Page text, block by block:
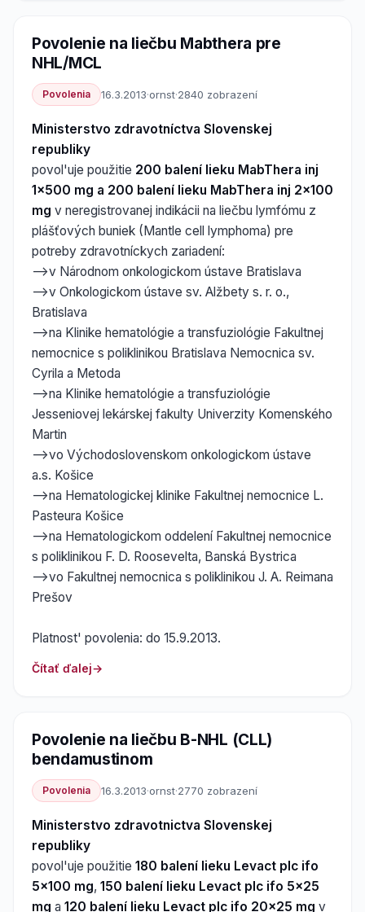
Povolenie na liečbu Mabthera pre
NHL/MCL
Povolenia 16.3.2013·ornst·2840 zobrazení
Ministerstvo zdravotníctva Slovenskej
republiky
povol'uje použitie 200 balení lieku MabThera inj
1x500 mg a 200 balení lieku MabThera inj 2x100
mg v neregistrovanej indikácii na liečbu lymfómu z
plášťových buniek (Mantle cell lymphoma) pre
potreby zdravotníckych zariadení:
-->v Národnom onkologickom ústave Bratislava
-->v Onkologickom ústave sv. Alžbety s. r. o.,
Bratislava
-->na Klinike hematológie a transfuziológie Fakultnej
nemocnice s poliklinikou Bratislava Nemocnica sv.
Cyrila a Metoda
-->na Klinike hematológie a transfuziológie
Jesseniovej lekárskej fakulty Univerzity Komenského
Martin
-->vo Východoslovenskom onkologickom ústave
a.s. Košice
-->na Hematologickej klinike Fakultnej nemocnice L.
Pasteura Košice
-->na Hematologickom oddelení Fakultnej nemocnice
s poliklinikou F. D. Roosevelta, Banská Bystrica
-->vo Fakultnej nemocnica s poliklinikou J. A. Reimana
Prešov
Platnost' povolenia: do 15.9.2013.
Čítať ďalej
Povolenie na liečbu B-NHL (CLL)
bendamustinom
Povolenia 16.3.2013·ornst·2770 zobrazení
Ministerstvo zdravotnictva Slovenskej
republiky
povol'uje použitie 180 balení lieku Levact plc ifo
5x100 mg, 150 balení lieku Levact plc ifo 5x25
mg a 120 balení lieku Levact plc ifo 20x25 mg v